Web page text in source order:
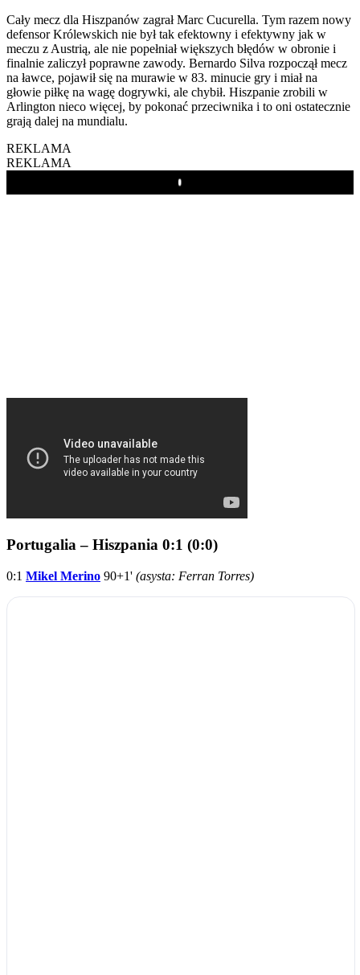
Cały mecz dla Hiszpanów zagrał Marc Cucurella. Tym razem nowy
defensor Królewskich nie był tak efektowny i efektywny jak w
meczu z Austrią, ale nie popełniał większych błędów w obronie i
finalnie zaliczył poprawne zawody. Bernardo Silva rozpoczął mecz
na ławce, pojawił się na murawie w 83. minucie gry i miał na
głowie piłkę na wagę dogrywki, ale chybił. Hiszpanie zrobili w
Arlington nieco więcej, by pokonać przeciwnika i to oni ostatecznie
grają dalej na mundialu.
REKLAMA
REKLAMA
Play
Portugalia – Hiszpania 0:1 (0:0)
0:1 Mikel Merino 90+1' (asysta: Ferran Torres)